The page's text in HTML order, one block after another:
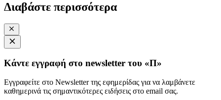
Διαβάστε περισσότερα
Κάντε εγγραφή στο newsletter του «Π»
Εγγραφείτε στο Newsletter της εφημερίδας για να λαμβάνετε
καθημερινά τις σημαντικότερες ειδήσεις στο email σας.